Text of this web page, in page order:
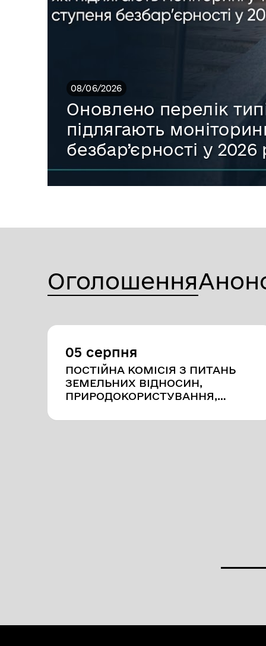
08/06/2026
Оновлено перелік
підлягають
безбар’єрності у 2026
Оголошення
05 серпня
ПОСТІЙНА КОМІСІЯ З ПИТАНЬ
ЗЕМЕЛЬНИХ ВІДНОСИН,
ПРИРОДОКОРИСТУВАННЯ,
БУДІВНИЦТВА, АРХІТЕКТУРИ,